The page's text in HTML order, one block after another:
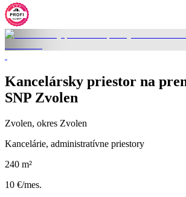
Kancelársky priestor na
SNP Zvolen
Zvolen, okres Zvolen
Kancelárie, administratívne priestory
240 m²
10 €/mes.